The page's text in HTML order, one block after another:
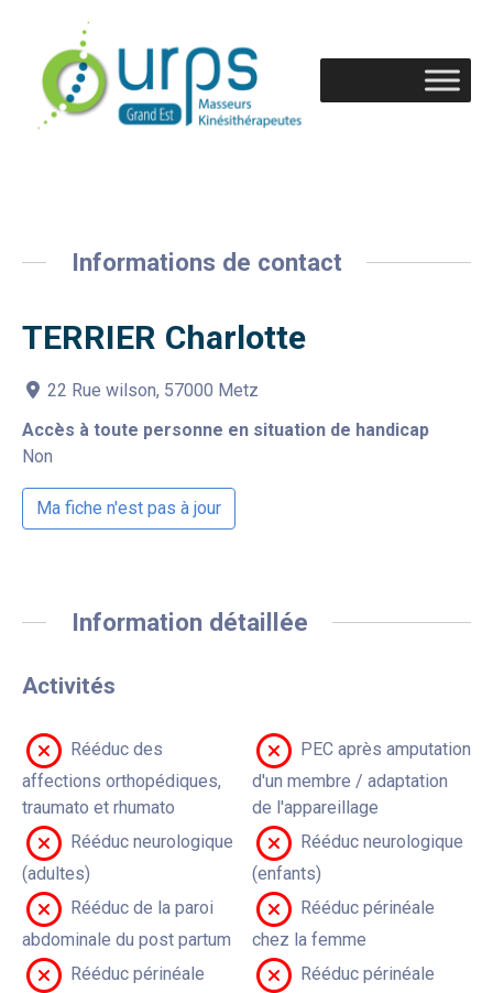
Informations de contact
TERRIER Charlotte
22 Rue wilson, 57000 Metz
Accès à toute personne en situation de handicap
Non
Ma fiche n'est pas à jour
Information détaillée
Activités
Rééduc des
affections orthopédiques,
traumato et rhumato
PEC après amputation
d'un membre / adaptation
de l'appareillage
Rééduc neurologique
(adultes)
Rééduc neurologique
(enfants)
Rééduc de la paroi
abdominale du post partum
Rééduc périnéale
chez la femme
Rééduc périnéale
Rééduc périnéale